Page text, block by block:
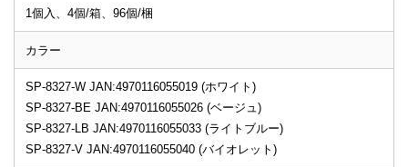
1個入、4個/箱、96個/梱
カラー
SP-8327-W JAN:4970116055019 (ホワイト)
SP-8327-BE JAN:4970116055026 (ベージュ)
SP-8327-LB JAN:4970116055033 (ライトブルー)
SP-8327-V JAN:4970116055040 (バイオレット)